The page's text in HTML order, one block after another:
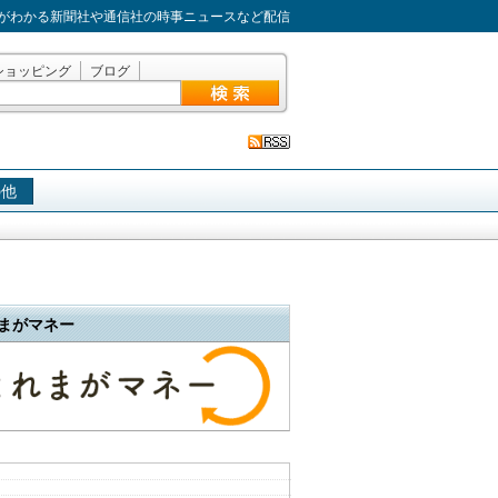
わかる新聞社や通信社の時事ニュースなど配信
ョッピング ブログ
がマネー